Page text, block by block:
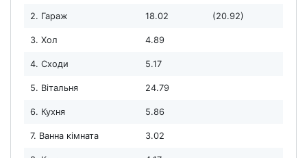
2. Гараж 18.02 (20.92)
3. Хол 4.89
4. Сходи 5.17
5. Вітальня 24.79
6. Кухня 5.86
7. Ванна кімната 3.02